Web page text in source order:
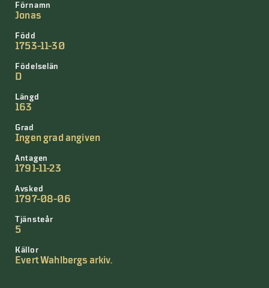
Förnamn
Jonas
Född
1753-11-30
Födelselän
D
Längd
163
Grad
Ingen grad angiven
Antagen
1791-11-23
Avsked
1797-08-06
Tjänsteår
5
Källor
Evert Wahlbergs arkiv.